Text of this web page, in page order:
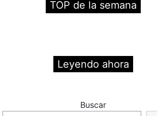
TOP de la semana
Leyendo ahora
Buscar